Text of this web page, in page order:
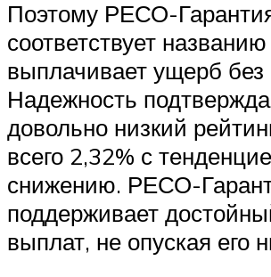
Поэтому РЕСО-
соответствует
выплачивает ущерб
Надежность
довольно низкий
всего 2,32% с
снижению. РЕСО-
поддерживает
выплат, не опуская его